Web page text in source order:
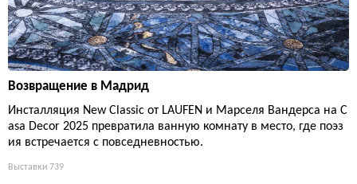
Возвращение в Мадрид
Инсталляция New Classic от LAUFEN и Марселя Вандерса на C
asa Decor 2025 превратила ванную комнату в место, где поэз
ия встречается с повседневностью.
Выставки 739